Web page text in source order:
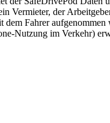
Vermieter, der
Fahrer aufgenommen
Nutzung im Verkehr)